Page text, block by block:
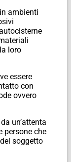
ambienti
loro
essere
con
ovvero
un’attenta
persone che
soggetto